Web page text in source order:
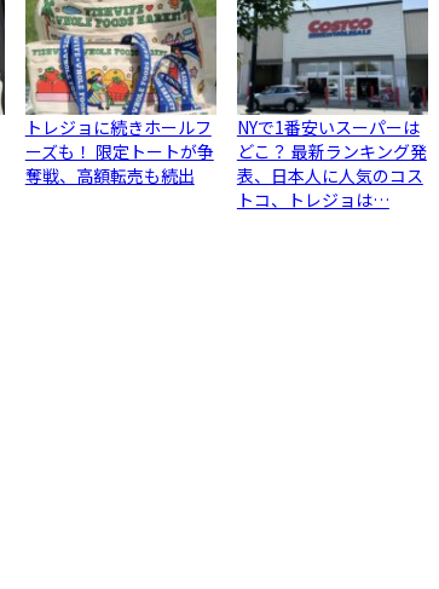
トレジョに続きホールフ
ーズも！ 限定トートが争
奪戦、高額転売も続出
NYで1番安いスーパーは
どこ？ 最新ランキング発
表、日本人に人気のコス
トコ、トレジョは…